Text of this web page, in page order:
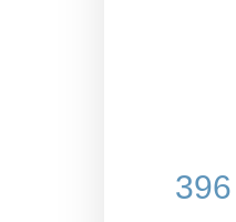
396